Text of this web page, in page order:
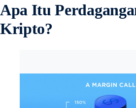
Apa Itu
Kripto?